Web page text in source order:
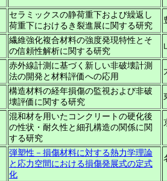
セラミックスの静荷重下および繰返し
荷重下におけるき裂進展に関する研究
繊維強化複合材料の強度発現特性とそ
の信頼性解析に関する研究
赤外線計測に基づく新しい非破壊計測
法の開発と材料評価への応用
構造材料の経年損傷の監視および非破
壊評価に関する研究
混和材を用いたコンクリートの硬化後
の性状・耐久性と細孔構造の関係に関
する研究
弾塑性－損傷材料に対する熱力学理論
と応力空間における損傷発展式の定式
化